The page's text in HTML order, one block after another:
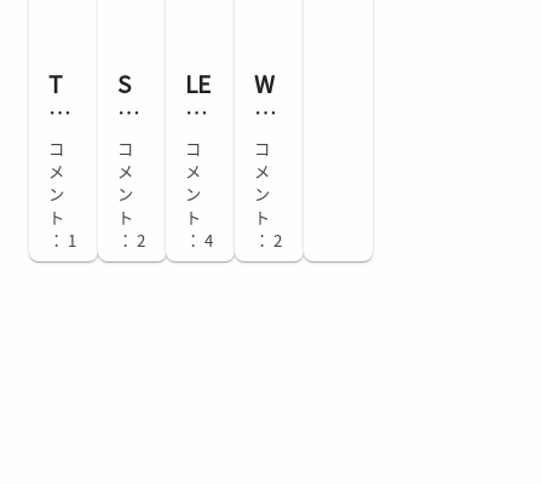
N
SA
PL
ER
W
N
MI
LY
RE
GI
ST
T
O
W
N
SE
N
D
コ
メ
ン
ト
： 1
S
H
EL
L -
RE
LE
E
コ
メ
ン
ト
： 2
LE
A
FA
MI
LY
コ
メ
ン
ト
： 4
W
AT
S
O
N
SA
M
コ
メ
ン
ト
： 2